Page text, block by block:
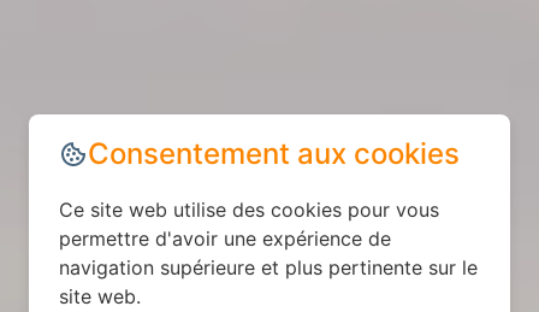
Consentement aux cookies
Ce site web utilise des cookies pour vous
permettre d'avoir une expérience de
navigation supérieure et plus pertinente sur le
site web.